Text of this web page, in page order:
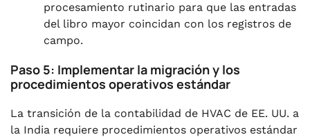
procesamiento rutinario para que las entradas
del libro mayor coincidan con los registros de
campo.
Paso 5: Implementar la migración y los
procedimientos operativos estándar
La transición de la contabilidad de HVAC de EE. UU. a
la India requiere procedimientos operativos estándar